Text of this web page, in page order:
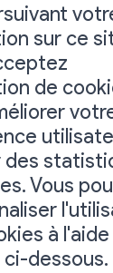
sur ce
de
des
Vous
à l'aide
dessous.